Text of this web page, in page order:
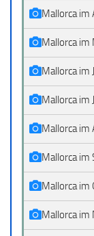
Mallorca im
Mallorca im
Mallorca im
Mallorca im
Mallorca im
Mallorca im
Mallorca im
Mallorca im